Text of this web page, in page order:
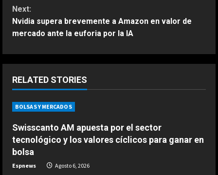
n
t
i
u
e
R
e
Next:
Nvidia supera brevemente a Amazon en valor de
mercado ante la euforia por la IA
RELATED STORIES
BOLSAS Y MERCADOS
Swisscanto AM apuesta por el sector
tecnológico y los valores cíclicos para ganar en
bolsa
Espnews Agosto 6, 2026
ESPAÑA
“Max me dijo que me centrara”: el
consejo de Verstappen a Antonelli
Honda, optimista ante los cambios
recientes en Aston Martin:
Agosto 6, 2026